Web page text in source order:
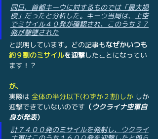
同日、首都キーウに対するものでは「最大規
模」だったと分析した。キーウ当局は、上空
でミサイル４０発が確認され、このうち３７
発が撃墜された
と説明しています。どの記事もなぜかいつも
約９割のミサイルを迎撃したこ とになってい
ます！？
が、
実際は 全体の半分以下(わずか２割)しか しか
迎撃できていないのです （ ウクライナ空軍自
身が発表）
計７４００発のミサイルを発射し、ウクライ